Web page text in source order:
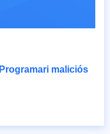
Programari maliciós